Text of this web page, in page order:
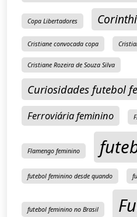
Copa Libertadores
Cristiane convocada copa
Cristiane Rozeira de Souza Silva
Curiosidades futebol
Ferroviária feminino
Flamengo feminino
futebol feminino desde quando
futebol feminino no Brasil